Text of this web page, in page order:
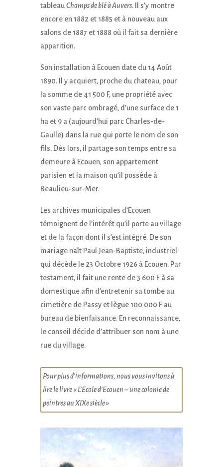
tableauChamps de blé à Auvers. Il s’y montre
encore en 1882 et 1885 et à nouveau aux
salons de 1887 et 1888 où il fait sa dernière
apparition.
Son installation à Ecouen date du 14 Août
1890. Il y acquiert, proche du chateau, pour
la somme de 41 500 F, une propriété avec
son vaste parc ombragé, d’une surface de 1
ha et 9 a (aujourd’hui parc Charles-de-
Gaulle) dans la rue qui porte le nom de son
fils. Dès lors, il partage son temps entre sa
demeure à Ecouen, son appartement
parisien et la maison qu’il possède à
Beaulieu-sur-Mer.
Les archives municipales d’Ecouen
témoignent de l’intérêt qu’il porte au village
et de la façon dont il s’est intégré. De son
mariage naît Paul Jean-Baptiste, industriel
qui décède le 23 Octobre 1926 à Ecouen. Par
testament, il fait une rente de 3 600 F à sa
domestique afin d’entretenir sa tombe au
cimetière de Passy et lègue 100 000 F au
bureau de bienfaisance. En reconnaissance,
le conseil décide d’attribuer son nom à une
rue du village.
Pour plus d’informations, nous vous invitons à
lire le livre « L’Ecole d’Ecouen – une colonie de
peintres au XIXe siècle »